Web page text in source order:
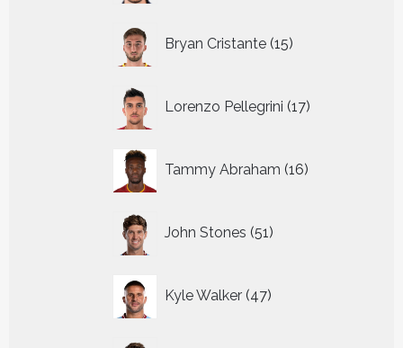
Bryan Cristante 15
producten
Lorenzo Pellegrini 17
producten
Tammy Abraham 16
producten
John Stones 51
producten
Kyle Walker 47
producten